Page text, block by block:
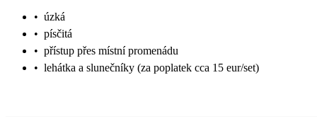
• úzká
• písčitá
• přístup přes místní promenádu
• lehátka a slunečníky (za poplatek cca 15 eur/set)